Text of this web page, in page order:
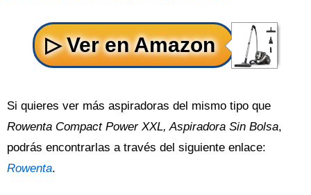
Si quieres ver más aspiradoras del mismo tipo que
Rowenta Compact Power XXL, Aspiradora Sin Bolsa,
podrás encontrarlas a través del siguiente enlace:
Rowenta.